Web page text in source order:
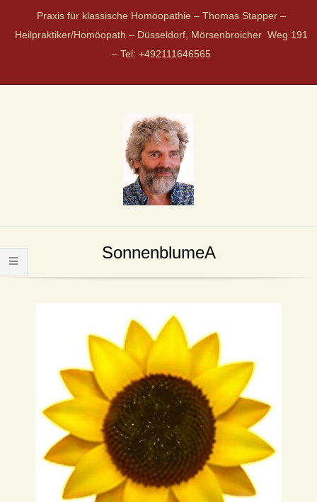
Praxis für klassische Homöopathie – Thomas Stapper –
Heilpraktiker/Homöopath – Düsseldorf, Mörsenbroicher Weg 191
– Tel: +492111646565
P
R
SonnenblumeA